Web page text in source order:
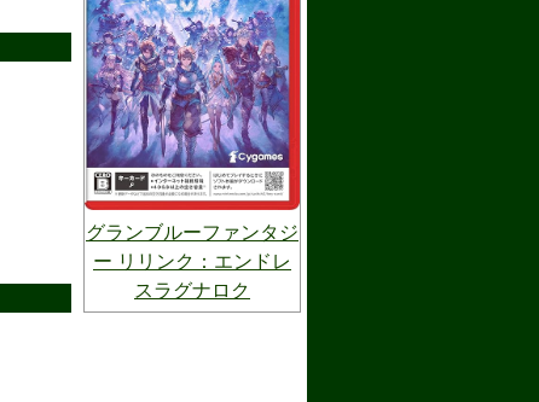
グランブルーファンタジ
ー リリンク：エンドレ
スラグナロク